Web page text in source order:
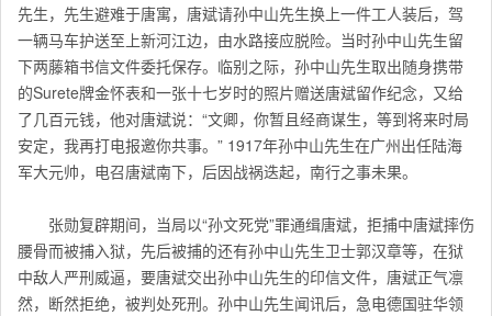
先生，先生避难于唐寓，唐斌请孙中山先生换上一件工人装后，驾
一辆马车护送至上新河江边，由水路接应脱险。当时孙中山先生留
下两藤箱书信文件委托保存。临别之际，孙中山先生取出随身携带
的Surete牌金怀表和一张十七岁时的照片赠送唐斌留作纪念，又给
了几百元钱，他对唐斌说：“文卿，你暂且经商谋生，等到将来时局
安定，我再打电报邀你共事。” 1917年孙中山先生在广州出任陆海
军大元帅，电召唐斌南下，后因战祸迭起，南行之事未果。
张勋复辟期间，当局以“孙文死党”罪通缉唐斌，拒捕中唐斌摔伤
腰骨而被捕入狱，先后被捕的还有孙中山先生卫士郭汉章等，在狱
中敌人严刑威逼，要唐斌交出孙中山先生的印信文件，唐斌正气凛
然，断然拒绝，被判处死刑。孙中山先生闻讯后，急电德国驻华领